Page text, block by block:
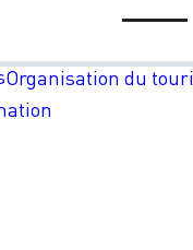
Organisation du